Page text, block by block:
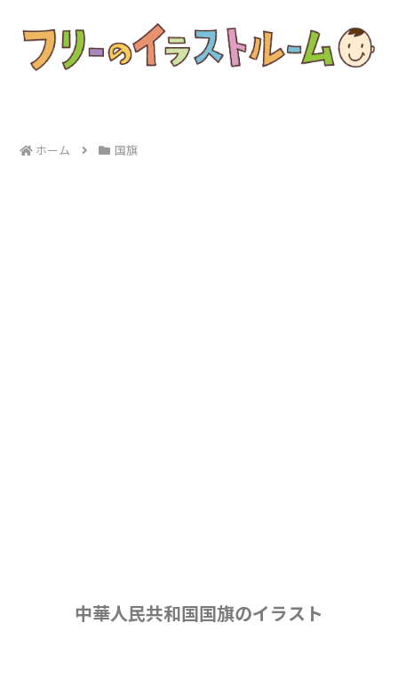
ホーム 国旗
中華人民共和国国旗のイラスト